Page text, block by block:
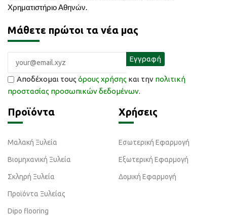
Χρηματιστήριο Αθηνών.
Μάθετε πρώτοι τα νέα μας
Αποδέχομαι τους όρους χρήσης και την πολιτική
προστασίας προσωπικών δεδομένων.
Προϊόντα
Μαλακή Ξυλεία
Βιομηχανική Ξυλεία
Σκληρή Ξυλεία
Προϊόντα Ξυλείας
Dipo flooring
Χρήσεις
Εσωτερική Εφαρμογή
Εξωτερική Εφαρμογή
Δομική Εφαρμογή